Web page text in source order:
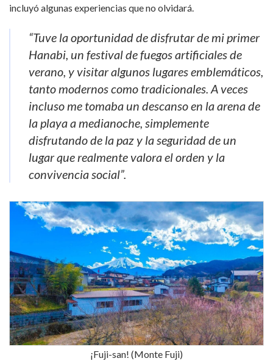
incluyó algunas experiencias que no olvidará.
“Tuve la oportunidad de disfrutar de mi primer
Hanabi, un festival de fuegos artificiales de
verano, y visitar algunos lugares emblemáticos,
tanto modernos como tradicionales. A veces
incluso me tomaba un descanso en la arena de
la playa a medianoche, simplemente
disfrutando de la paz y la seguridad de un
lugar que realmente valora el orden y la
convivencia social”.
¡Fuji-san! (Monte Fuji)